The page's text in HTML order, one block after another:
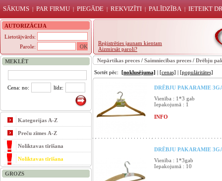
SĀKUMS | PAR FIRMU| PIEGĀDE | REKVIZĪTI | PALĪDZĪBA | IETEIKT
AUTORIZĀCIJA
Lietotājvārds:
Parole:
Reģistrēties jaunam kientam
Aizmirsāt paroli?
MEKLĒT
Cena: no: līdz:
Kategorijas A-Z
Preču zīmes A-Z
Noliktavas tīrīšana
Noliktavas tīrīšana
GROZS
Nepārtikas preces / Saimniecības preces / Drēbju
Sortēt pēc: [noklusējuma] | [cenas] | [populāritātes]
DRĒBJU PAKARAMIE
Vienība : 1*3 gab
Iepakojumā : 1
INFO
DRĒBJU PAKARAMIE
Vienība : 1*3gab
Iepakojumā : 10